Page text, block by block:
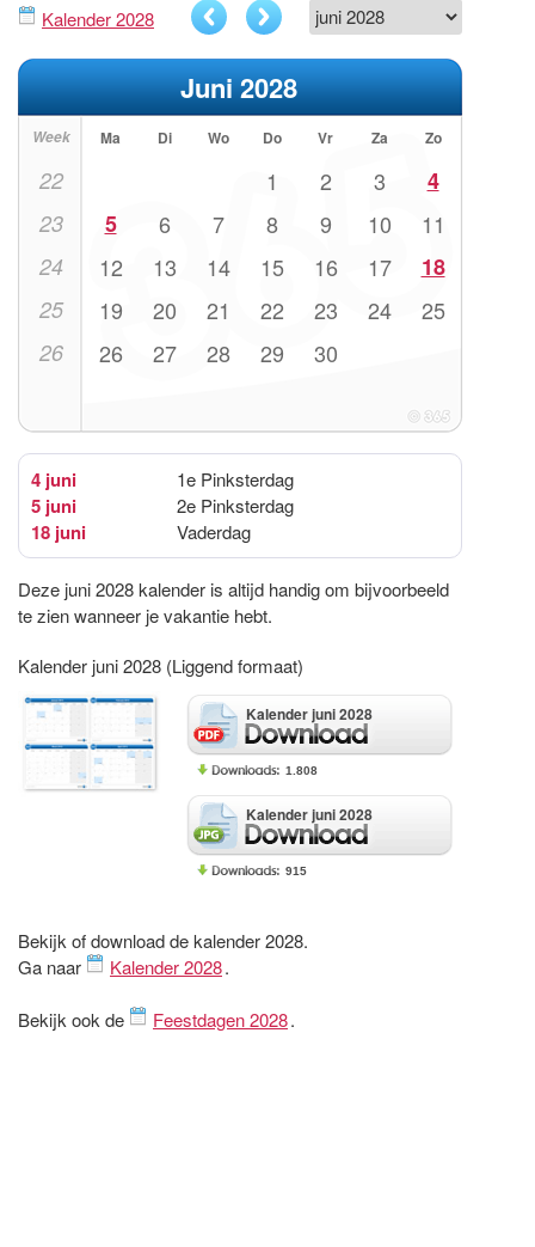
Kalender 2028
Juni 2028
Week Ma Di Wo Do Vr Za Zo
22 1 2 3 4
23 5 6 7 8 9 10 11
24 12 13 14 15 16 17 18
25 19 20 21 22 23 24 25
26 26 27 28 29 30
4 juni 1e Pinksterdag
5 juni 2e Pinksterdag
18 juni Vaderdag
Deze juni 2028 kalender is altijd handig om bijvoorbeeld
te zien wanneer je vakantie hebt.
Kalender juni 2028 (Liggend formaat)
Kalender juni 2028
1.808
Kalender juni 2028
915
Bekijk of download de kalender 2028.
Ga naar
Kalender 2028.
Bekijk ook de Feestdagen 2028.